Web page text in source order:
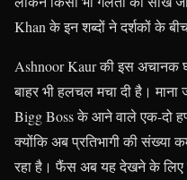
Khan के इन शब्दों ने दर्शकों के
Ashnoor Kaur की इस अचानक
बाहर भी हलचल मचा दी है।
Bigg Boss के आने वाले एक-दो
क्योंकि अब प्रतिभागी की संख्या
रहा है। फैंस अब यह देखने के लिए